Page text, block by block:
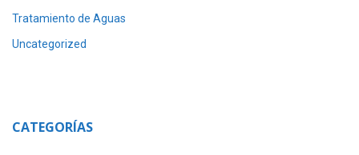
Tratamiento de Aguas
Uncategorized
CATEGORÍAS